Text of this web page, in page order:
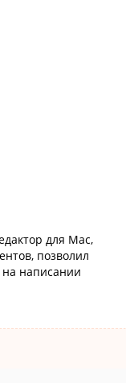
для Mac,
позволил
на написании